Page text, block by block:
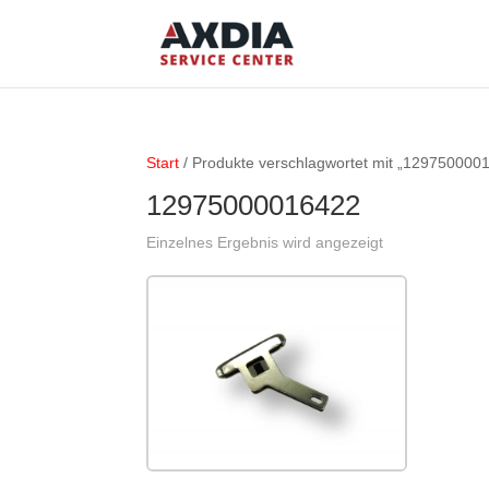
Start / Produkte verschlagwortet mit
12975000016422
Einzelnes Ergebnis wird angezeigt